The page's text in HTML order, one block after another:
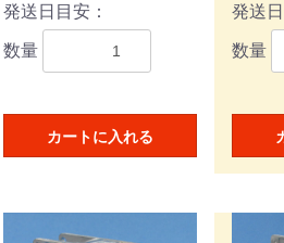
ケーブル
別売りオプション
DCサーボモータ用ブラシ(メン
EtherCATインターフェース搭
別売りオプション
2相ステッピングシステム
ドライバ
ドライバ
オプションケーブル
ドライバ用コネクタセット
ドライバ
DC電源 マルチ入力タイプ
AC電源 パルス入力タイプ
AC電源 汎用入力タイプ
発送日目安：
数量
カートに入れる
発送
数量